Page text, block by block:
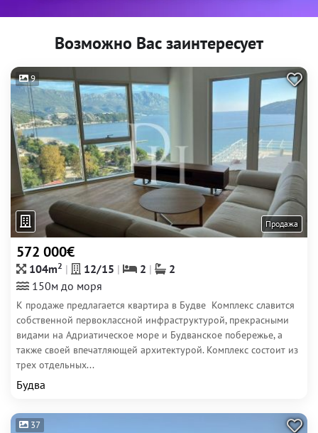
Возможно Вас заинтересует
9
Продажа
572 000€
104m2 12/15 2
2
150м до моря
К продаже предлагается квартира в Будве Комплекс славится
собственной первоклассной инфраструктурой, прекрасными
видами на Адриатическое море и Будванское побережье, а
также своей впечатляющей архитектурой. Комплекс состоит из
трех отдельных...
Будва
37